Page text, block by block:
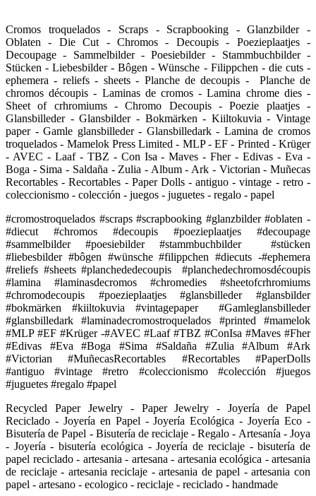
Cromos troquelados - Scraps - Scrapbooking - Glanzbilder -
Oblaten - Die Cut - Chromos - Decoupis - Poezieplaatjes -
Decoupage - Sammelbilder - Poesiebilder - Stammbuchbilder -
Stücken - Liebesbilder - Bôgen - Wünsche - Filippchen - die cuts -
ephemera - reliefs - sheets - Planche de decoupis - Planche de
chromos découpis - Laminas de cromos - Lamina chrome dies -
Sheet of crhromiums - Chromo Decoupis - Poezie plaatjes -
Glansbilleder - Glansbilder - Bokmärken - Kiiltokuvia - Vintage
paper - Gamle glansbilleder - Glansbilledark - Lamina de cromos
troquelados - Mamelok Press Limited - MLP - EF - Printed - Krüger
- AVEC - Laaf - TBZ - Con Isa - Maves - Fher - Edivas - Eva -
Boga - Sima - Saldaña - Zulia - Album - Ark - Victorian - Muñecas
Recortables - Recortables - Paper Dolls - antiguo - vintage - retro -
coleccionismo - colección - juegos - juguetes - regalo - papel
#cromostroquelados #scraps #scrapbooking #glanzbilder #oblaten -
#diecut #chromos #decoupis #poezieplaatjes #decoupage
#sammelbilder #poesiebilder #stammbuchbilder #stücken
#liebesbilder #bôgen #wünsche #filippchen #diecuts -#ephemera
#reliefs #sheets #planchededecoupis #planchedechromosdécoupis
#lamina #laminasdecromos #chromedies #sheetofcrhromiums
#chromodecoupis #poezieplaatjes #glansbilleder #glansbilder
#bokmärken #kiiltokuvia #vintagepaper #Gamleglansbilleder
#glansbilledark #laminadecromostroquelados #printed #mamelok
#MLP #EF #Krüger -#AVEC #Laaf #TBZ #ConIsa #Maves #Fher
#Edivas #Eva #Boga #Sima #Saldaña #Zulia #Album #Ark
#Victorian #MuñecasRecortables #Recortables #PaperDolls
#antiguo #vintage #retro #coleccionismo #colección #juegos
#juguetes #regalo #papel
Recycled Paper Jewelry - Paper Jewelry - Joyería de Papel
Reciclado - Joyería en Papel - Joyería Ecológica - Joyería Eco -
Bisutería de Papel - Bisutería de reciclaje - Regalo - Artesanía - Joya
- Joyería - bisutería ecológica - Joyería de reciclaje - bisutería de
papel reciclado - artesania - artesana - artesania ecológica - artesania
de reciclaje - artesania reciclaje - artesania de papel - artesania con
papel - artesano - ecologico - reciclaje - reciclado - handmade